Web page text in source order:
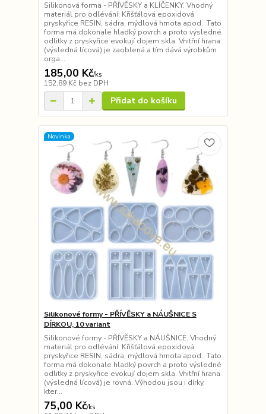
Silikonová forma - PŘÍVĚSKY a KLÍČENKY. Vhodný
materiál pro odlévání: Křišťálová epoxidová
pryskyřice RESIN, sádra, mýdlová hmota apod.. Tato
forma má dokonale hladký povrch a proto výsledné
odlitky z pryskyřice evokují dojem skla. Vnitřní hrana
(výsledná lícová) je zaoblená a tím dává výrobkům
orga...
185,00 Kč/ks
152,89 Kč bez DPH
Přidat do košíku
Novinka
Silikonové formy - PŘÍVĚSKY a NÁUŠNICE S
DÍRKOU, 10 variant
Silikonové formy - PŘÍVĚSKY a NÁUŠNICE. Vhodný
materiál pro odlévání: Křišťálová epoxidová
pryskyřice RESIN, sádra, mýdlová hmota apod.. Tato
forma má dokonale hladký povrch a proto výsledné
odlitky z pryskyřice evokují dojem skla. Vnitřní hrana
(výsledná lícová) je rovná. Výhodou jsou i dírky,
kter...
75,00 Kč/ks